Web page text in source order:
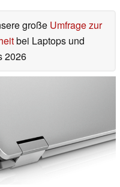
große Umfrage zur
bei Laptops und
2026